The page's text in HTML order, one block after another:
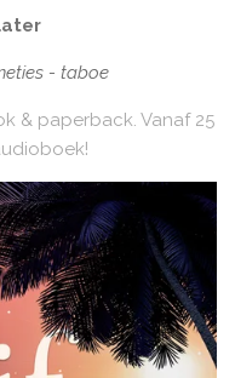
- taboe
& paperback. Vanaf 25